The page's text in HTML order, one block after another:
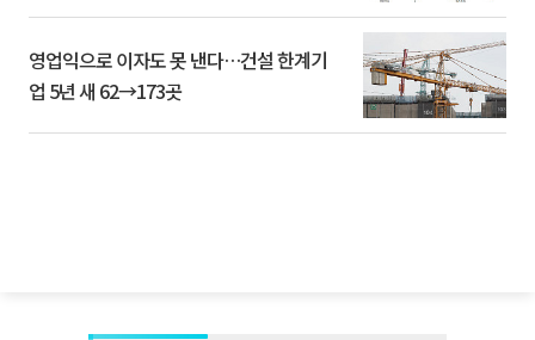
영업익으로 이자도 못 낸다…건설 한계기
업 5년 새 62→173곳